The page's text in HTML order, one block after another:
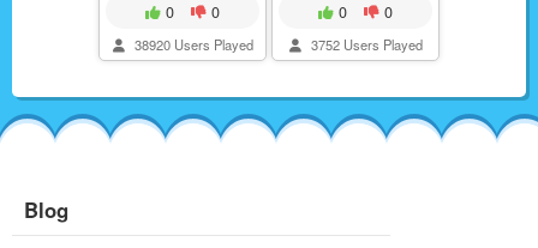
0 0
38920 Users Played
0 0
3752 Users Played
Blog